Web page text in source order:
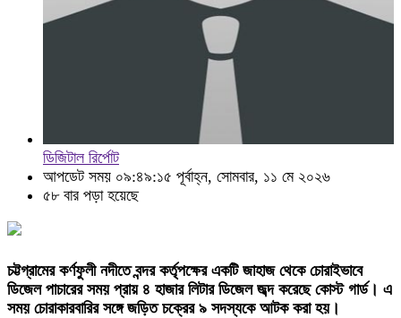
ডিজিটাল রির্পোট
আপডেট সময় ০৯:৪৯:১৫ পূর্বাহ্ন, সোমবার, ১১ মে ২০২৬
৫৮ বার পড়া হয়েছে
চট্টগ্রামের কর্ণফুলী নদীতে বন্দর কর্তৃপক্ষের একটি জাহাজ থেকে চোরাইভাবে
ডিজেল পাচারের সময় প্রায় ৪ হাজার লিটার ডিজেল জব্দ করেছে কোস্ট গার্ড। এ
সময় চোরাকারবারির সঙ্গে জড়িত চক্রের ৯ সদস্যকে আটক করা হয়।